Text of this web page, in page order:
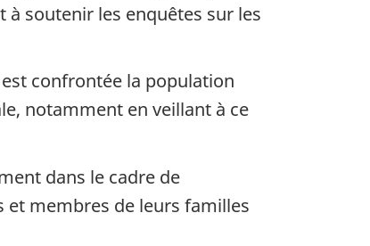
soutenir les enquêtes sur les
confrontée la population
notamment en veillant à ce
dans le cadre de
et membres de leurs familles